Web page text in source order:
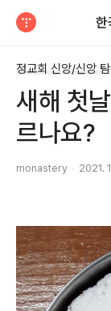
한
정교회 신앙/신앙
새해 첫
르나요?
monastery 2021.